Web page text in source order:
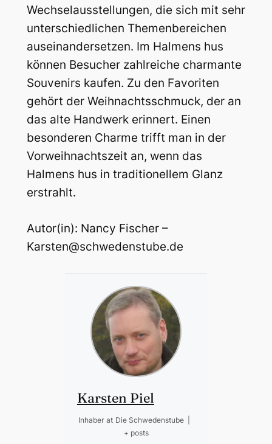
Wechselausstellungen, die sich mit sehr
unterschiedlichen Themenbereichen
auseinandersetzen. Im Halmens hus
können Besucher zahlreiche charmante
Souvenirs kaufen. Zu den Favoriten
gehört der Weihnachtsschmuck, der an
das alte Handwerk erinnert. Einen
besonderen Charme trifft man in der
Vorweihnachtszeit an, wenn das
Halmens hus in traditionellem Glanz
erstrahlt.
Autor(in): Nancy Fischer –
Karsten@schwedenstube.de
Karsten Piel
Inhaber at Die Schwedenstube
+ posts